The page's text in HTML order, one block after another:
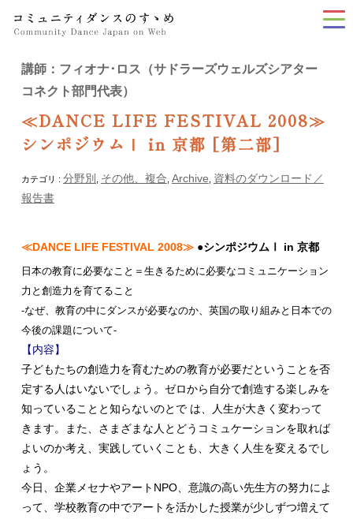
講師：フィオナ･ロス（サドラーズウェルズシアター
コネクト部門代表）
≪DANCE LIFE FESTIVAL 2008≫
シンポジウムⅠ in 京都 [第二部]
カテゴリ : 分野別 その他、複合 Archive 資料のダウンロード／
報告書
≪DANCE LIFE FESTIVAL 2008≫●シンポジウムⅠ in 京都
日本の教育に必要なこと＝生きるために必要なコミュニケーション
力と創造力を育てること
-なぜ、教育の中にダンスが必要なのか、英国の取り組みと日本での
今後の課題について-
【内容】
子どもたちの創造力を育むための教育が必要だということを否
定する人はいないでしょう。ゼロから自分で創造する楽しみを
知っていることと知らないのとで は、人生が大きく変わって
きます。また、さまざまな人とどうコミュケーションを取れば
よいのか考え、実践していくことも、大きく人生を変えるでし
ょう。
今日、企業メセナやアートNPO、意識の高い先生方の努力によ
って、学校教育の中でアートを活かした授業が少しずつ増えて